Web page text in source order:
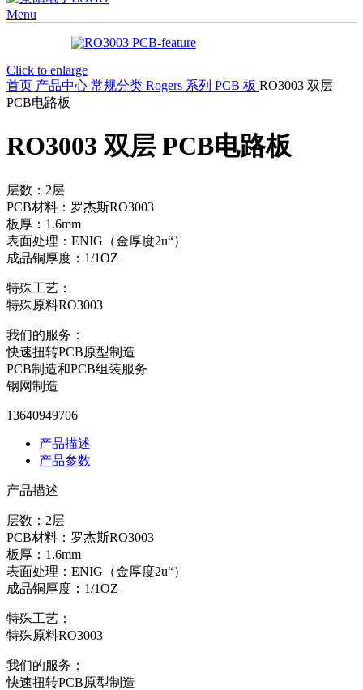
Menu
Click to enlarge
首页 产品中心 常规分类 Rogers 系列 PCB 板 RO3003 双层
PCB电路板
RO3003 双层 PCB电路板
层数：2层
PCB材料：罗杰斯RO3003
板厚：1.6mm
表面处理：ENIG（金厚度2u“）
成品铜厚度：1/1OZ
特殊工艺：
特殊原料RO3003
我们的服务：
快速扭转PCB原型制造
PCB制造和PCB组装服务
钢网制造
13640949706
产品描述
产品参数
产品描述
层数：2层
PCB材料：罗杰斯RO3003
板厚：1.6mm
表面处理：ENIG（金厚度2u“）
成品铜厚度：1/1OZ
特殊工艺：
特殊原料RO3003
我们的服务：
快速扭转PCB原型制造